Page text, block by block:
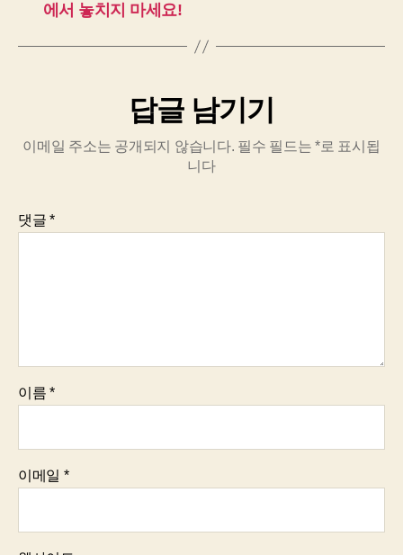
에서 놓치지 마세요!
답글 남기기
이메일 주소는 공개되지 않습니다. 필수 필드는*로 표시됩
니다
댓글*
이름*
이메일 *